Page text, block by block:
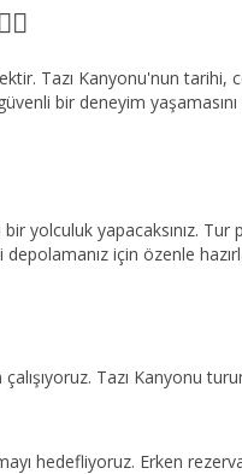
Tazı Kanyonu'nun
bir deneyim
yolculuk yapacaksınız.
için özenle
Tazı Kanyonu
hedefliyoruz. Erken